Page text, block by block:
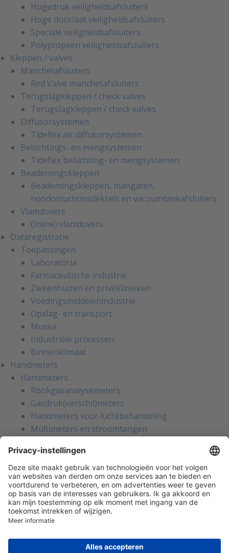
Hogedruk veiligheidsafsluiters
Hoge doorlaat veiligheidsafsluiters
Speciale veiligheidsafsluiters
Polypropeen veiligheidsafsluiters
Kleppen / valves
Manchetafsluiters
Red Valve manchetafsluiters
Terugslagkleppen / check valves
Terugslagkleppen / check valves
Diffusorsystemen
Tideflex air diffusorsystemen
Beluchtings- en mengsystemen
Tideflex beluchting- en mengsystemen
Beademingskleppen
Beademingskleppen, mangaten,
noodonluchtinsdeksels en vacuümtankafsluiters
Vlamdovers
(Inline) vlamdovers
Dataregistratie
Toepassingen
Laboratoria
Farmaceutische industrie
Ziekenhuizen en privéklinieken
Voedingsmiddelenindustrie
Opslag- en transport
Musea
Industriële processen
Binnenklimaat
Handmeters
Handmeters
Rookgasanalysemeters
Gasdruk(verschil)meters
Handmeters voor luchtbehandeling
Multimeters en stroomtangen
Apparatentesters voor NEN-3140
Handmeters voor koeltechniek
Inregelinstrumenten voor water
Gaslekzoekers
Persoonlijke bescherming
Warmtebeeldcamera's